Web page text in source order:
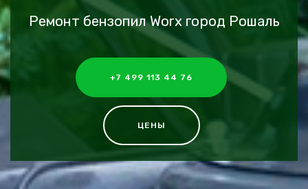
Ремонт бензопил Worx город Рошаль
+7 499 113 44 76
ЦЕНЫ